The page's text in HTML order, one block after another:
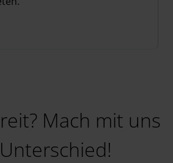
Mach mit uns